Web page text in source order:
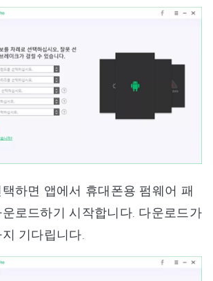
하면 앱에서 휴대폰용 펌웨어 패
로드하기 시작합니다. 다운로드가
기다립니다.